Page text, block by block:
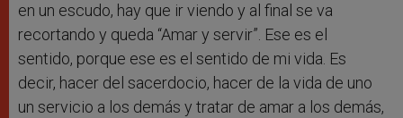
en un escudo, hay que ir viendo y al final se va
recortando y queda “Amar y servir”. Ese es el
sentido, porque ese es el sentido de mi vida. Es
decir, hacer del sacerdocio, hacer de la vida de uno
un servicio a los demás y tratar de amar a los demás,